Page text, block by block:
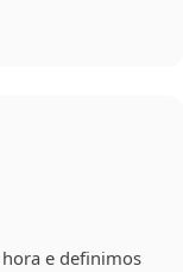
e definimos